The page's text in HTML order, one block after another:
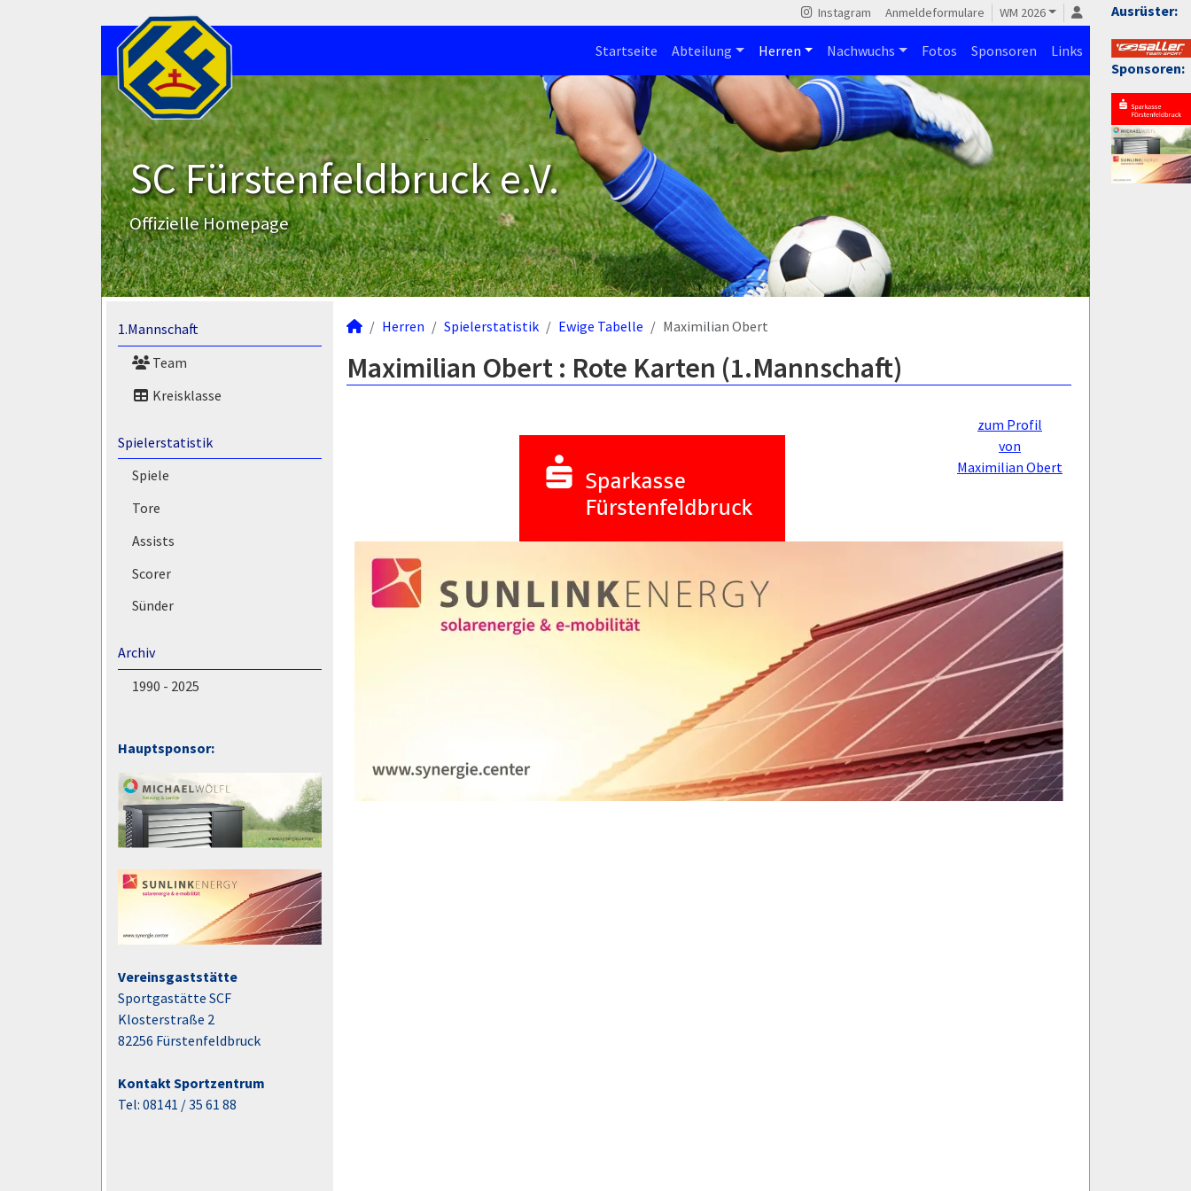
Ausrüster:
Sponsoren:
Instagram Anmeldeformulare WM 2026
Startseite Abteilung Herren Nachwuchs Fotos Sponsoren Links
SC Fürstenfeldbruck e.V.
Offizielle Homepage
1.Mannschaft
Team
Kreisklasse
Spielerstatistik
Spiele
Tore
Assists
Scorer
Sünder
Archiv
1990 - 2025
Hauptsponsor:
Vereinsgaststätte
Sportgastätte SCF
Klosterstraße 2
82256 Fürstenfeldbruck
Kontakt Sportzentrum
Tel: 08141 / 35 61 88
Herren Spielerstatistik Ewige Tabelle Maximilian Obert
Maximilian Obert : Rote Karten (1.Mannschaft)
zum Profil
von
Maximilian Obert